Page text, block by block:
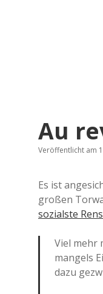
Au
Veröffentlicht am
Es ist
großen
sozialste
Viel mehr
mangels
dazu